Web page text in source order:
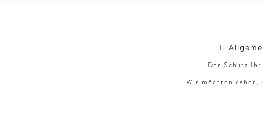
1.
Der Schutz
Wir möchten daher,